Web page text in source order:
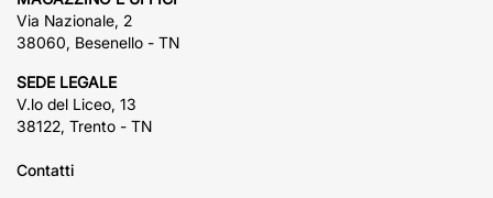
Via Nazionale, 2
38060, Besenello - TN
SEDE LEGALE
V.lo del Liceo, 13
38122, Trento - TN
Contatti